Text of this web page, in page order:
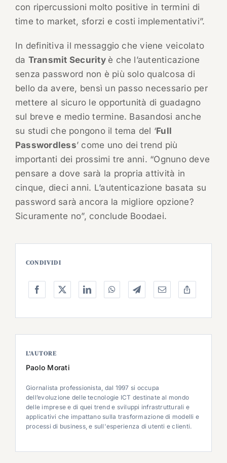
con ripercussioni molto positive in termini di
time to market, sforzi e costi implementativi”.
In definitiva il messaggio che viene veicolato
da Transmit Security è che l’autenticazione
senza password non è più solo qualcosa di
bello da avere, bensì un passo necessario per
mettere al sicuro le opportunità di guadagno
sul breve e medio termine. Basandosi anche
su studi che pongono il tema del ‘Full
Passwordless’ come uno dei trend più
importanti dei prossimi tre anni. “Ognuno deve
pensare a dove sarà la propria attività in
cinque, dieci anni. L’autenticazione basata su
password sarà ancora la migliore opzione?
Sicuramente no”, conclude Boodaei.
CONDIVIDI
L’AUTORE
Paolo Morati
Giornalista professionista, dal 1997 si occupa
dell’evoluzione delle tecnologie ICT destinate al mondo
delle imprese e di quei trend e sviluppi infrastrutturali e
applicativi che impattano sulla trasformazione di modelli e
processi di business, e sull'esperienza di utenti e clienti.